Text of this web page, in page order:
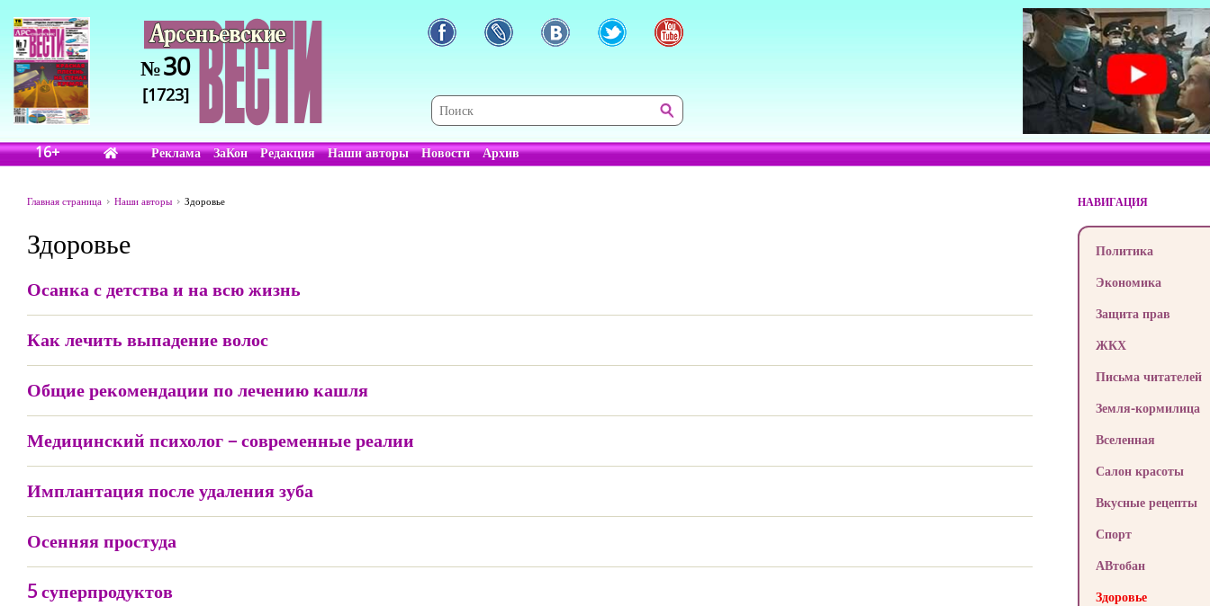
№30
[1723]
16+ Реклама ЗаКон Редакция Наши авторы Новости Архив
Главная страница Наши авторы Здоровье
Здоровье
Осанка с детства и на всю жизнь
Как лечить выпадение волос
Общие рекомендации по лечению кашля
Медицинский психолог – современные реалии
Имплантация после удаления зуба
Осенняя простуда
5 суперпродуктов
НАВИГАЦИЯ
Политика
Экономика
Защита прав
ЖКХ
Письма читателей
Земля-кормилица
Вселенная
Салон красоты
Вкусные рецепты
Спорт
АВтобан
Здоровье